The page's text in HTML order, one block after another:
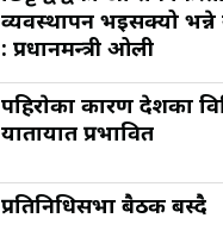
व्यवस्थापन भइसक्यो भन्ने
: प्रधानमन्त्री ओली
पहिराेका कारण देशका
यातायात प्रभावित
प्रतिनिधिसभा बैठक बस्दै